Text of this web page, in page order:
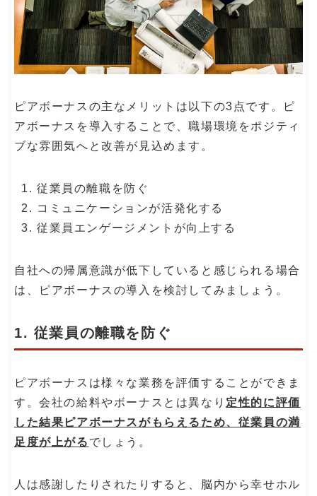
ピアボーナスの主なメリットは以下の3点です。ピ
アボーナスを導入することで、職場環境をポジティ
ブな雰囲気へと改善が見込めます。
従業員の離職を防ぐ
コミュニケーションが活発化する
従業員エンゲージメントが向上する
自社への帰属意識が低下していると感じられる場合
は、ピアボーナスの導入を検討してみましょう。
1. 従業員の離職を防ぐ
ピアボーナスは様々な業務を評価することができま
す。会社の給料やボーナスとは異なり 定性的に評価
した結果ピアボーナスがもらえるため、従業員の満
足度が上がる でしょう。
人は感謝したりされたりすると、脳内から幸せホル